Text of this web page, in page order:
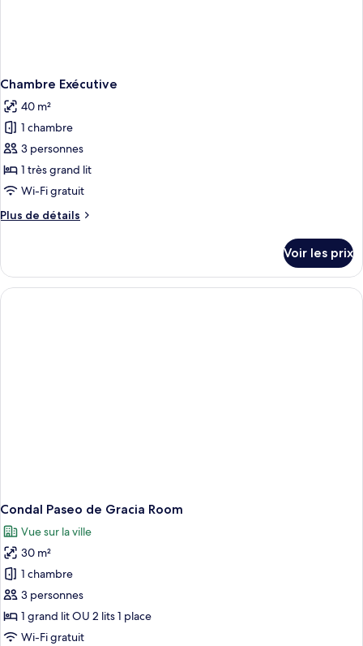
Chambre Exécutive
40 m²
1 chambre
3 personnes
1 très grand lit
Wi-Fi gratuit
Plus de détails
Plus
le
type
de
Voir les prix
Condal Paseo de Gracia Room
Vue sur la ville
30 m²
1 chambre
3 personnes
1 grand lit OU 2 lits 1 place
Wi-Fi gratuit